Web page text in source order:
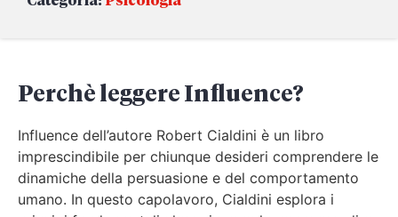
Perchè leggere Influence?
Influence dell’autore Robert Cialdini è un libro
imprescindibile per chiunque desideri comprendere le
dinamiche della persuasione e del comportamento
umano. In questo capolavoro, Cialdini esplora i